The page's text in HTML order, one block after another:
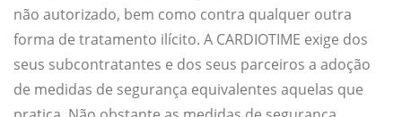
não autorizado, bem como contra qualquer outra
forma de tratamento ilícito. A CARDIOTIME exige dos
seus subcontratantes e dos seus parceiros a adoção
de medidas de segurança equivalentes aquelas que